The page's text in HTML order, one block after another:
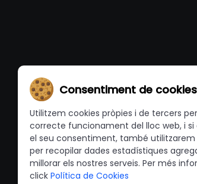
Consentiment de cookies
Utilitzem cookies pròpies i de tercers
correcte funcionament del lloc web, i si
el seu consentiment, també utilitzarem
per recopilar dades estadístiques
millorar els nostres serveis. Per més
click Política de Cookies